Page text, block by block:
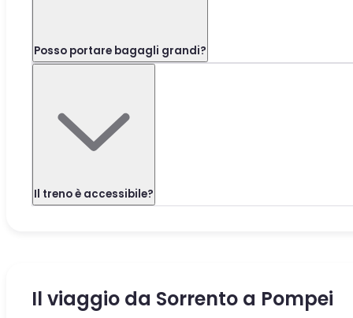
Posso portare bagagli grandi?
Il treno è accessibile?
Il viaggio da Sorrento a Pompei